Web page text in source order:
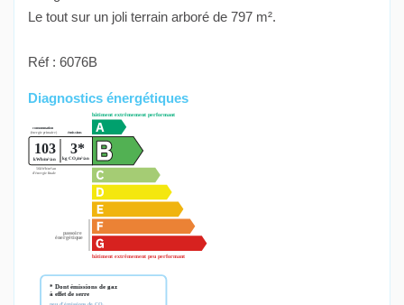
Le tout sur un joli terrain arboré de 797 m².
Réf : 6076B
Diagnostics énergétiques